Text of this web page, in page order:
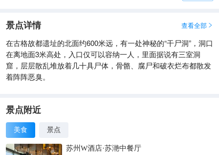
景点详情 查看全部 
在古格故都遗址的北面约600米远，有一处神秘的“干尸洞”，洞口
在离地面3米高处，入口仅可以容纳一人，里面据说有三室洞
窟，层层散乱堆放着几十具尸体，骨骼、腐尸和破衣烂布都散发
着阵阵恶臭。
景点附近
美食 景点
苏州W酒店·苏滟中餐厅